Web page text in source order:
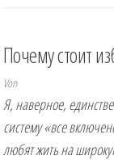
Почему стоит
Von
Я, наверное,
систему «все
любят жить на